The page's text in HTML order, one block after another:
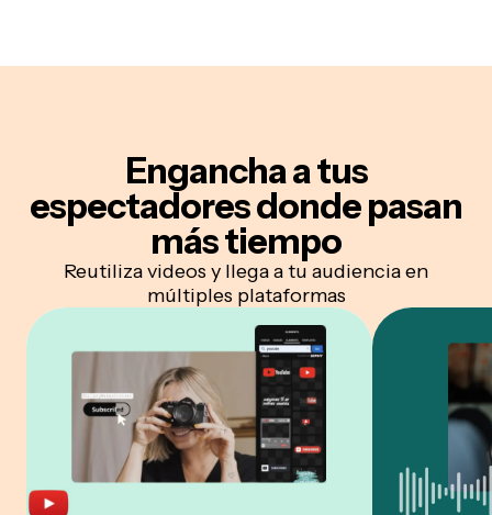
Engancha a tus
espectadoresdonde pasan
más tiempo
Reutiliza videos y llega a tu audiencia en
múltiples plataformas